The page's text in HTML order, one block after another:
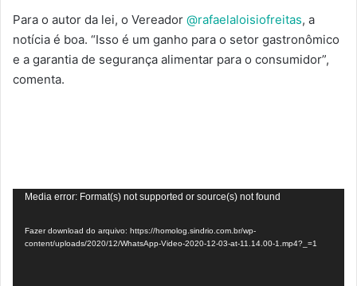
Para o autor da lei, o Vereador @rafaelaloisiofreitas, a
notícia é boa. “Isso é um ganho para o setor gastronômico
e a garantia de segurança alimentar para o consumidor”,
comenta.
Tocador
vídeo
Media error: Format(s) not supported or source(s) not found
Fazer download do arquivo: https://homolog.sindrio.com.br/wp-
content/uploads/2020/12/WhatsApp-Video-2020-12-03-at-11.14.00-1.mp4?_=1